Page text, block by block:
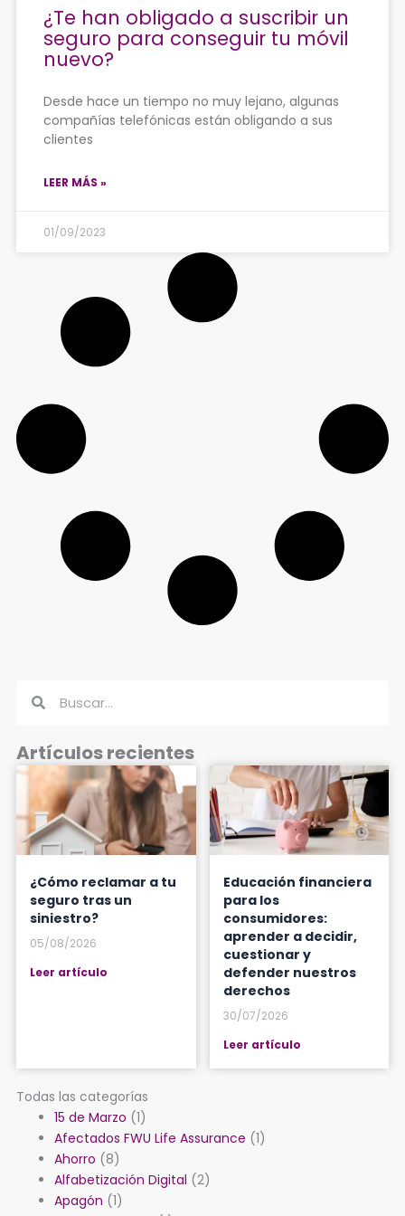
¿Te han obligado a suscribir un
seguro para conseguir tu móvil
nuevo?
Desde hace un tiempo no muy lejano, algunas
compañías telefónicas están obligando a sus
clientes
LEER MÁS »
01/09/2023
Artículos recientes
¿Cómo reclamar a tu
seguro tras un
siniestro?
05/08/2026
Leer artículo
Educación financiera
para los
consumidores:
aprender a decidir,
cuestionar y
defender nuestros
derechos
30/07/2026
Leer artículo
Todas las categorías
15 de Marzo (1)
Afectados FWU Life Assurance (1)
Ahorro (8)
Alfabetización Digital (2)
Apagón (1)